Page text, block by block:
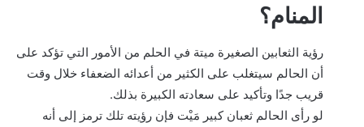
المنام؟
رؤية الثعابين الصغيرة ميتة في الحلم من الأمور التي تؤكد على
أن الحالم سيتغلب على الكثير من أعدائه الضعفاء خلال وقت
قريب جدًا وتأكيد على سعادته الكبيرة بذلك.
لو رأى الحالم ثعبان كبير مَيْت فإن رؤيته تلك ترمز إلى أنه